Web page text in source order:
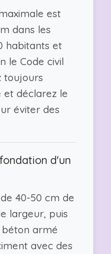
est
dans les
habitants et
le Code civil
toujours
déclarez le
éviter des
d'un
40-50 cm de
largeur, puis
armé
avec des